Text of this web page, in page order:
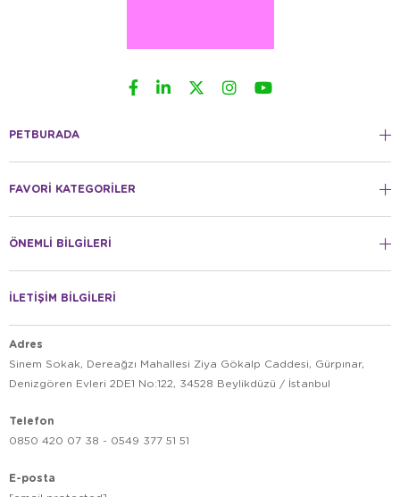
PETBURADA
FAVORİ KATEGORİLER
ÖNEMLİ BİLGİLERİ
İLETİŞİM BİLGİLERİ
Adres
Sinem Sokak, Dereağzı Mahallesi Ziya Gökalp Caddesi, Gürpınar,
Denizgören Evleri 2DE1 No:122, 34528 Beylikdüzü / İstanbul
Telefon
0850 420 07 38 - 0549 377 51 51
E-posta